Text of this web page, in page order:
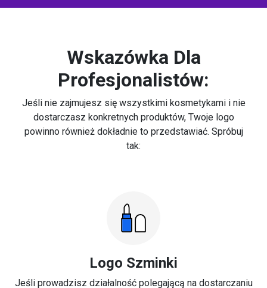
Wskazówka Dla
Profesjonalistów:
Jeśli nie zajmujesz się wszystkimi kosmetykami i nie
dostarczasz konkretnych produktów, Twoje logo
powinno również dokładnie to przedstawiać. Spróbuj
tak:
Logo Szminki
Jeśli prowadzisz działalność polegającą na dostarczaniu